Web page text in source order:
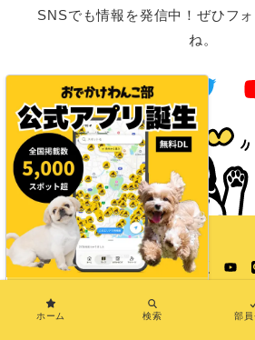
SNSでも情報を発信中！ぜひフ
ね。
Instagram
Facebook
Twitter
ホーム 検索 部